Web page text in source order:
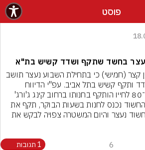
פוסט
בחשד שתקף ושדד קשיש בת"א
מהמשטרה נמסר לפני זמן קצר (חמישי) כי בתחילת השבוע נעצר תושב
בתל אביב. על פי החשד, החשוד נכנס לחנות בשעות הבוקר, תקף את
הקורבן וגנב את ארנקו. החשוד נעצר והיום המשטרה צפויה לבקש את
6 1 תגובות